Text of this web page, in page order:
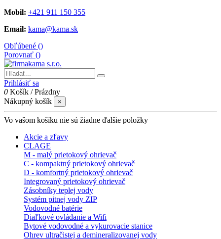
Mobil: +421 911 150 355
Email: kama@kama.sk
Obľúbené ()
Porovnať ()
Prihlásiť sa
0 Košík /Prázdny
Nákupný košík
×
Vo vašom košíku nie sú žiadne ďalšie položky
Akcie a zľavy
CLAGE
M - malý prietokový ohrievač
C - kompaktný prietokový ohrievač
D - komfortný prietokový ohrievač
Integrovaný prietokový ohrievač
Zásobníky teplej vody
Systém pitnej vody ZIP
Vodovodné batérie
Diaľkové ovládanie a Wifi
Bytové vodovodné a vykurovacie stanice
Ohrev ultračistej a demineralizovanej vody